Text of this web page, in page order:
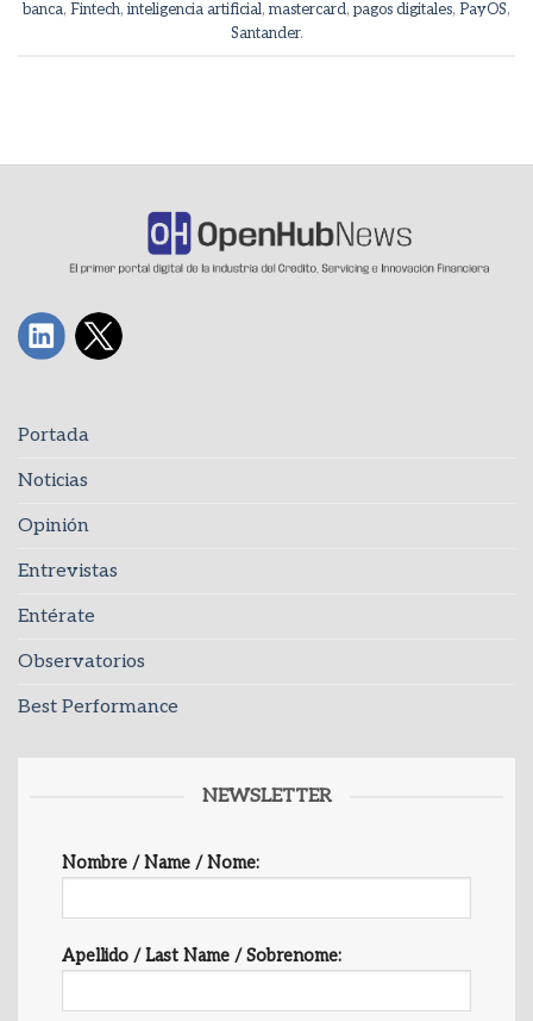
banca, Fintech, inteligencia artificial, mastercard, pagos digitales, PayOS,
Santander.
Portada
Noticias
Opinión
Entrevistas
Entérate
Observatorios
Best Performance
NEWSLETTER
Nombre / Name / Nome:
Apellido / Last Name / Sobrenome: